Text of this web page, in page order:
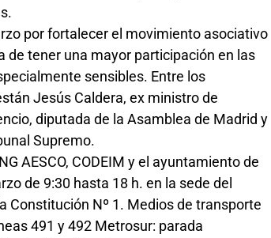
por fortalecer el movimiento asociativo
de tener una mayor participación en las
sensibles. Entre los
Jesús Caldera, ex ministro de
diputada de la Asamblea de Madrid y
Supremo.
AESCO, CODEIM y el ayuntamiento de
de 9:30 hasta 18 h. en la sede del
Constitución Nº 1. Medios de transporte
491 y 492 Metrosur: parada